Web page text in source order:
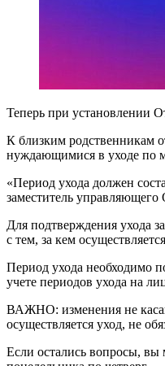
Теперь при установлении
К близким родственникам
нуждающимися в уходе по
«Период ухода должен
заместитель
Для подтверждения ухода
с тем, за кем
Период ухода необходимо
учете периодов ухода на
ВАЖНО: изменения не
осуществляется уход, не
Если остались вопросы,